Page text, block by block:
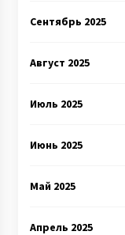
Сентябрь 2025
Август 2025
Июль 2025
Июнь 2025
Май 2025
Апрель 2025